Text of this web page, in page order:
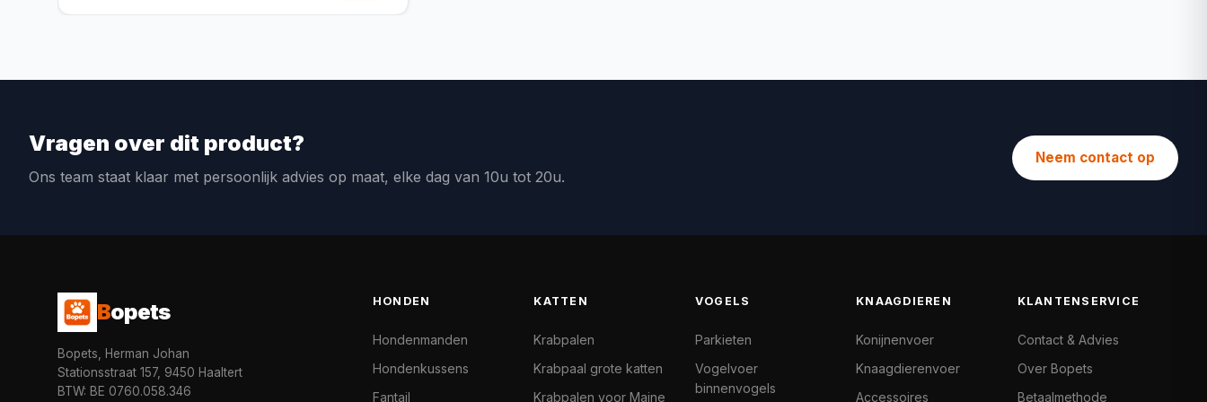
Vragen over dit product?
Ons team staat klaar met persoonlijk advies op maat, elke dag van 10u tot 20u.
Neem contact op
Bopets
Bopets, Herman Johan
Stationsstraat 157, 9450 Haaltert
BTW: BE 0760.058.346
HONDEN
Hondenmanden
Hondenkussens
Fantail
KATTEN
Krabpalen
Krabpaal grote katten
Krabpalen voor Maine
VOGELS
Parkieten
Vogelvoer
binnenvogels
KNAAGDIEREN
Konijnenvoer
Knaagdierenvoer
Accessoires
KLANTENSERVICE
Contact & Advies
Over Bopets
Betaalmethode